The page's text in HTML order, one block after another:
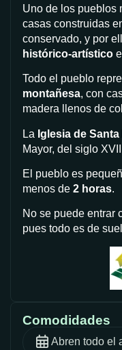
Uno de los pueblos
casas construidas
conservado, y por
histórico-artístico
Todo el pueblo
montañesa, con
madera llenos de
La Iglesia de Santa
Mayor, del siglo
El pueblo es
menos de 2 horas.
No se puede entrar
pues todo es de
Comodidades
Abren todo el